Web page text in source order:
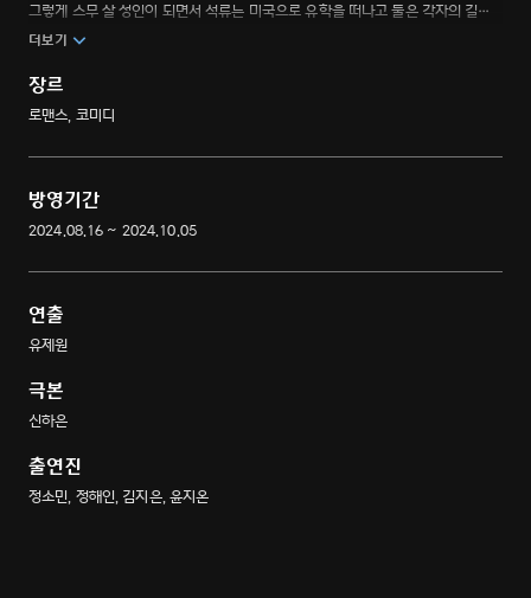
그렇게 스무 살 성인이 되면서 석류는 미국으로 유학을 떠나고 둘은 각자의 길을
걸으며 헤어지게 된다. 그렇게 10년이 지난 어느 날 한국으로 돌아온 석류 때문에
파란만장 동네 한 바퀴 로맨스.
더보기
장르
로맨스, 코미디
방영기간
2024.08.16 ~ 2024.10.05
연출
유제원
극본
신하은
출연진
정소민, 정해인, 김지은, 윤지온